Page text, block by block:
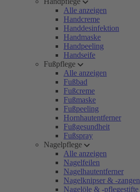
Alle anzeigen
Handcreme
Handdesinfektion
Handmaske
Handpeeling
Handseife
Fußpflege
Alle anzeigen
Fußbad
Fußcreme
Fußmaske
Fußpeeling
Hornhautentferner
Fußgesundheit
Fußspray
Nagelpflege
Alle anzeigen
Nagelfeilen
Nagelhautentferner
Nagelknipser & -zangen
Nagelöle & -pflegestifte